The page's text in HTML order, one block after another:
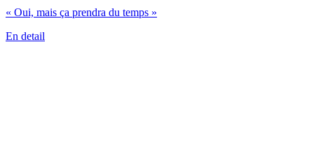
« Oui, mais ça prendra du temps »
En detail